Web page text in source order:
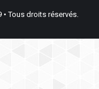
Tous droits réservés.